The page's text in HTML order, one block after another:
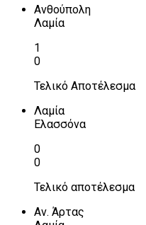
Ανθούπολη
Λαμία
1
0
Τελικό Αποτέλεσμα
Λαμία
Ελασσόνα
0
0
Τελικό αποτέλεσμα
Αν. Άρτας